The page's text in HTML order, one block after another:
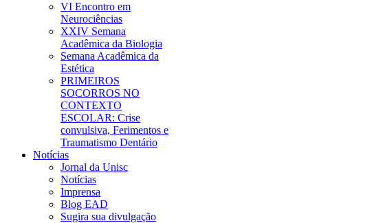
VI Encontro em
Neurociências
XXIV Semana
Acadêmica da Biologia
Semana Acadêmica da
Estética
PRIMEIROS
SOCORROS NO
CONTEXTO
ESCOLAR: Crise
convulsiva, Ferimentos e
Traumatismo Dentário
Notícias
Jornal da Unisc
Notícias
Imprensa
Blog EAD
Sugira sua divulgação